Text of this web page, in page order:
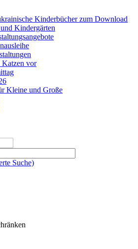
Kinderbücher zum Download
Kindergärten
Katzen vor
Kleine und Große
Suche)